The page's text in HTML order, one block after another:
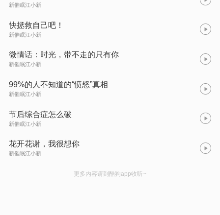
新催眠江小新
快拯救自己吧！
新催眠江小新
微情话：时光，带不走的只有你
新催眠江小新
99%的人不知道的“愤怒”真相
新催眠江小新
节后综合症怎么破
新催眠江小新
花开花谢，我很想你
新催眠江小新
更多内容请到酷狗app收听~